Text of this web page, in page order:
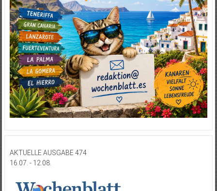
AKTUELLE AUSGABE 474
16.07. - 12.08.